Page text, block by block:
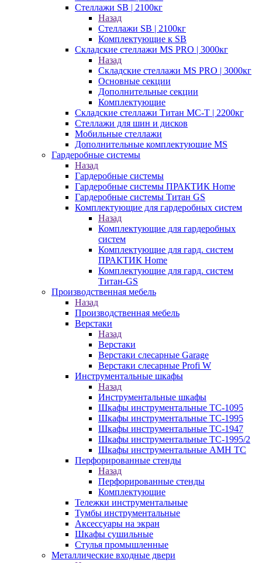
Стеллажи SB | 2100кг
Назад
Стеллажи SB | 2100кг
Комплектующие к SB
Складские стеллажи MS PRO | 3000кг
Назад
Складские стеллажи MS PRO | 3000кг
Основные секции
Дополнительные секции
Комплектующие
Складские стеллажи Титан МС-Т | 2200кг
Стеллажи для шин и дисков
Мобильные стеллажи
Дополнительные комплектующие MS
Гардеробные системы
Назад
Гардеробные системы
Гардеробные системы ПРАКТИК Home
Гардеробные системы Титан GS
Комплектующие для гардеробных систем
Назад
Комплектующие для гардеробных
систем
Комплектующие для гард. систем
ПРАКТИК Home
Комплектующие для гард. систем
Титан-GS
Производственная мебель
Назад
Производственная мебель
Верстаки
Назад
Верстаки
Верстаки слесарные Garage
Верстаки слесарные Profi W
Инструментальные шкафы
Назад
Инструментальные шкафы
Шкафы инструментальные TC-1095
Шкафы инструментальные TC-1995
Шкафы инструментальные TC-1947
Шкафы инструментальные TC-1995/2
Шкафы инструментальные AMH TC
Перфорированные стенды
Назад
Перфорированные стенды
Комплектующие
Тележки инструментальные
Тумбы инструментальные
Аксессуары на экран
Шкафы сушильные
Стулья промышленные
Металлические входные двери